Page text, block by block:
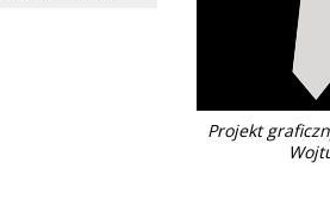
Projekt